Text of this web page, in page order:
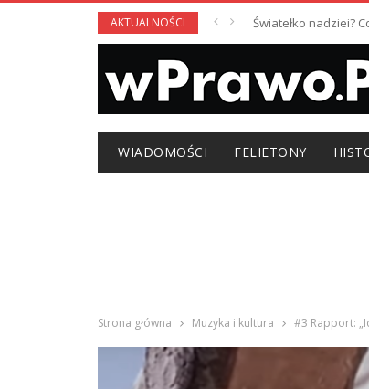
AKTUALNOŚCI Światełko nadziei?
WIADOMOŚCI FELIETONY
Strona główna Muzyka i kultura #3 Rapport: